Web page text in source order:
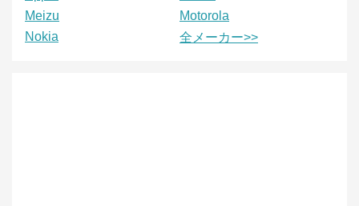
Meizu
Motorola
Nokia
全メーカー>>